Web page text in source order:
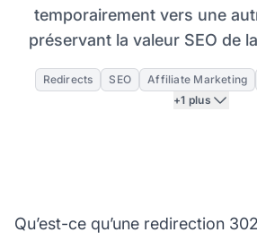
temporairement vers une
préservant la valeur SEO de
Redirects SEO Affiliate Marketing
+1 plus
Qu’est-ce qu’une redirection